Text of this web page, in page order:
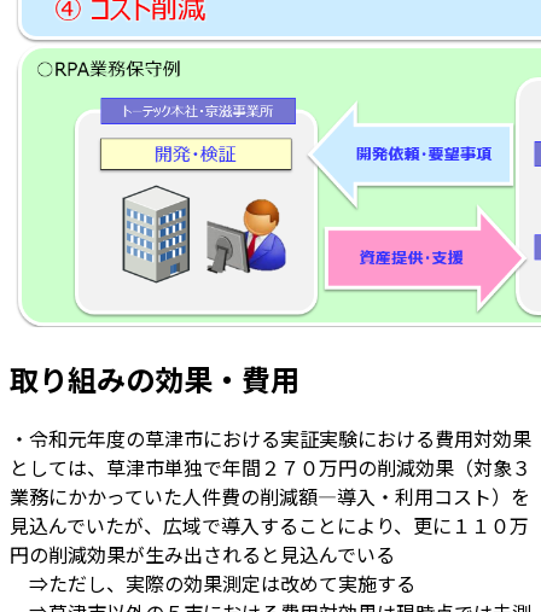
取り組みの効果・費用
・令和元年度の草津市における実証実験における費用対効果
としては、草津市単独で年間２７０万円の削減効果（対象３
業務にかかっていた人件費の削減額―導入・利用コスト）を
見込んでいたが、広域で導入することにより、更に１１０万
円の削減効果が生み出されると見込んでいる
⇒ただし、実際の効果測定は改めて実施する